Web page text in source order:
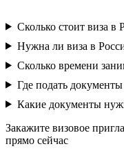
Сколько стоит виза
Нужна ли виза в
Сколько времени
Где подать
Какие документы
Закажите визовое
прямо сейчас